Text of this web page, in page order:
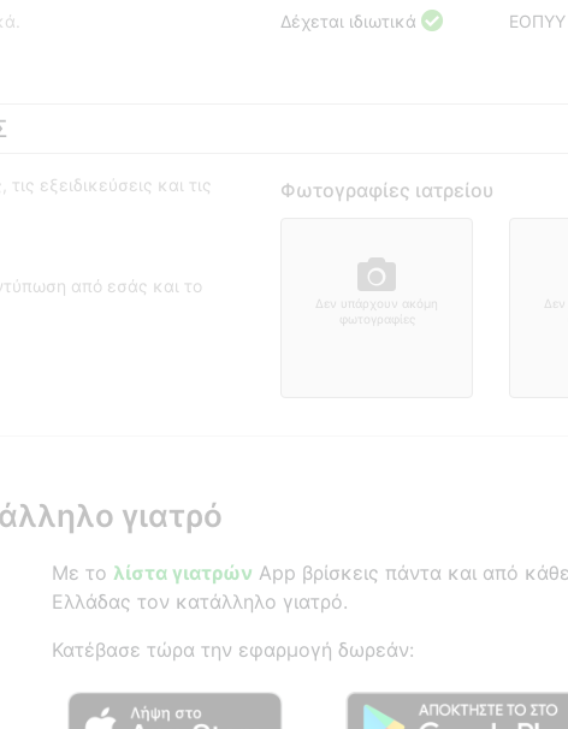
Δέχεται ιδιωτικά ΕΟΠΥΥ
εξειδικεύσεις και τις
από εσάς και το
Φωτογραφίες ιατρείου
Δεν υπάρχουν ακόμη
φωτογραφίες
γιατρό
Με το λίστα γιατρών App βρίσκεις πάντα και από
Ελλάδας τον κατάλληλο γιατρό.
Κατέβασε τώρα την εφαρμογή δωρεάν: